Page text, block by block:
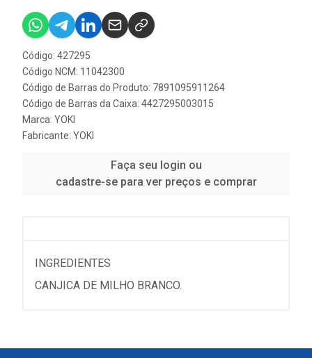
Código: 427295
Código NCM: 11042300
Código de Barras do Produto: 7891095911264
Código de Barras da Caixa: 4427295003015
Marca: YOKI
Fabricante: YOKI
Faça seu login ou
cadastre-se para ver preços e comprar
INGREDIENTES
CANJICA DE MILHO BRANCO.